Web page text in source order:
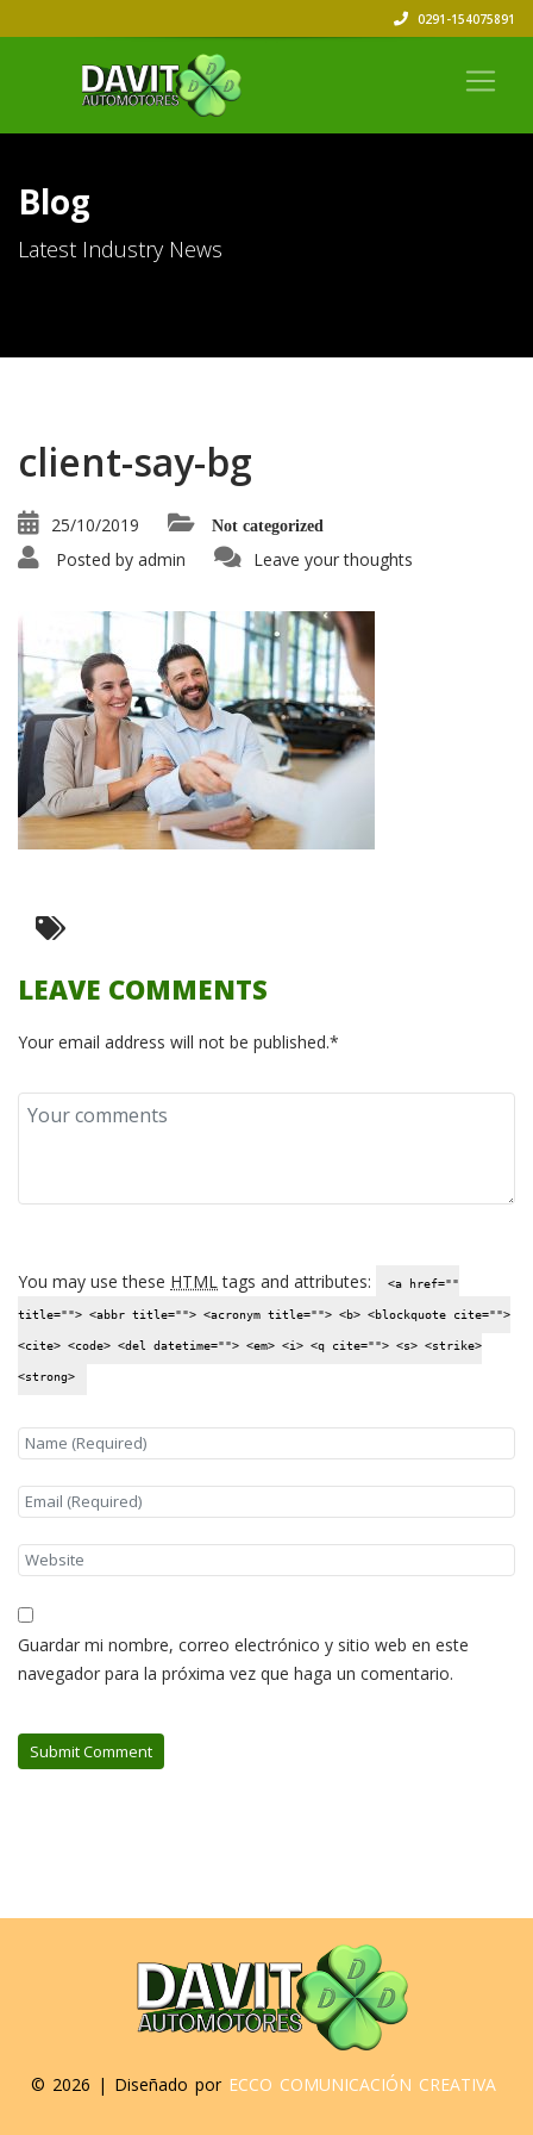
0291-154075891
Blog
Latest Industry News
client-say-bg
25/10/2019 Not categorized
Posted by admin Leave your thoughts
LEAVE COMMENTS
Your email address will not be published.*
You may use these HTMLtags and attributes: <a href=""
title=""> <abbr title=""> <acronym title=""> <b> <blockquote cite="">
<cite> <code> <del datetime=""> <em> <i> <q cite=""> <s> <strike>
<strong>
Guardar mi nombre, correo electrónico y sitio web en este
navegador para la próxima vez que haga un comentario.
© 2026 | Diseñado por ECCO COMUNICACIÓN CREATIVA